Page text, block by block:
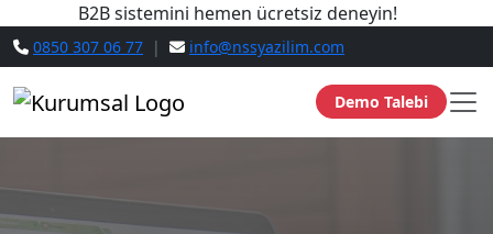
B2B sistemini hemen ücretsiz deneyin!
0850 307 06 77 | info@nssyazilim.com
Demo Talebi